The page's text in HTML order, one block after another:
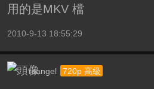
用的是MKV 檔
2010-9-13 18:55:29
rsangel 720p 高級